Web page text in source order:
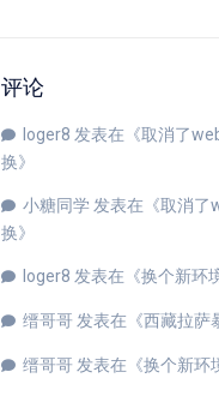
评论
loger8 发表在《取消了
换》
小糖同学 发表在《取消了
换》
loger8 发表在《换个新环
缙哥哥 发表在《西藏拉萨
缙哥哥 发表在《换个新环